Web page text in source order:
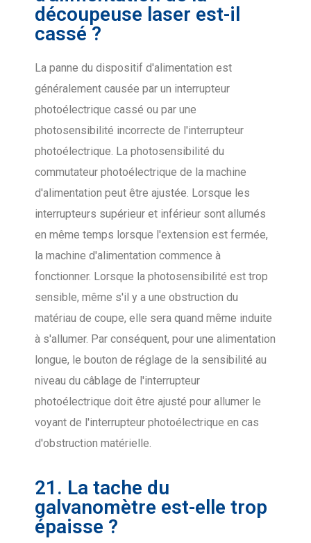
découpeuse laser est-il
cassé ?
La panne du dispositif d'alimentation est
généralement causée par un interrupteur
photoélectrique cassé ou par une
photosensibilité incorrecte de l'interrupteur
photoélectrique. La photosensibilité du
commutateur photoélectrique de la machine
d'alimentation peut être ajustée. Lorsque les
interrupteurs supérieur et inférieur sont allumés
en même temps lorsque l'extension est fermée,
la machine d'alimentation commence à
fonctionner. Lorsque la photosensibilité est trop
sensible, même s'il y a une obstruction du
matériau de coupe, elle sera quand même induite
à s'allumer. Par conséquent, pour une alimentation
longue, le bouton de réglage de la sensibilité au
niveau du câblage de l'interrupteur
photoélectrique doit être ajusté pour allumer le
voyant de l'interrupteur photoélectrique en cas
d'obstruction matérielle.
21. La tache du
galvanomètre est-elle trop
épaisse ?